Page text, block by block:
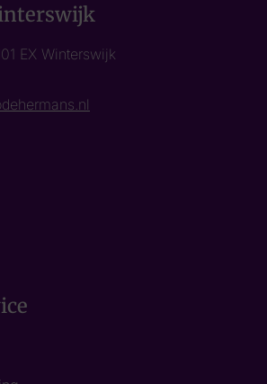
EX Winterswijk